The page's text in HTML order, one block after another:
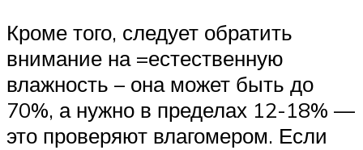
Кроме того, следует обратить
внимание на =естественную
влажность – она может быть до
70%, а нужно в пределах 12-18% —
это проверяют влагомером. Если